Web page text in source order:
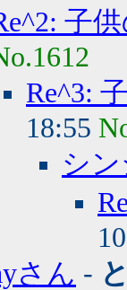
子
Re^3:
18:55
シ
さん -